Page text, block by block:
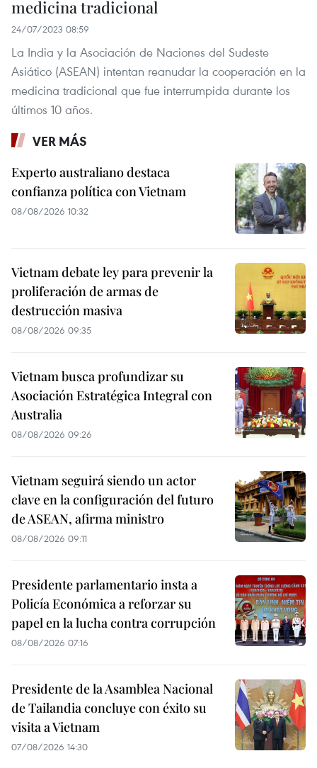
medicina tradicional
24/07/2023 08:59
La India y la Asociación de Naciones del Sudeste
Asiático (ASEAN) intentan reanudar la cooperación en la
medicina tradicional que fue interrumpida durante los
últimos 10 años.
VER MÁS
Experto australiano destaca
confianza política con Vietnam
08/08/2026 10:32
Vietnam debate ley para prevenir la
proliferación de armas de
destrucción masiva
08/08/2026 09:35
Vietnam busca profundizar su
Asociación Estratégica Integral con
Australia
08/08/2026 09:26
Vietnam seguirá siendo un actor
clave en la configuración del futuro
de ASEAN, afirma ministro
08/08/2026 09:11
Presidente parlamentario insta a
Policía Económica a reforzar su
papel en la lucha contra corrupción
08/08/2026 07:16
Presidente de la Asamblea Nacional
de Tailandia concluye con éxito su
visita a Vietnam
07/08/2026 14:30